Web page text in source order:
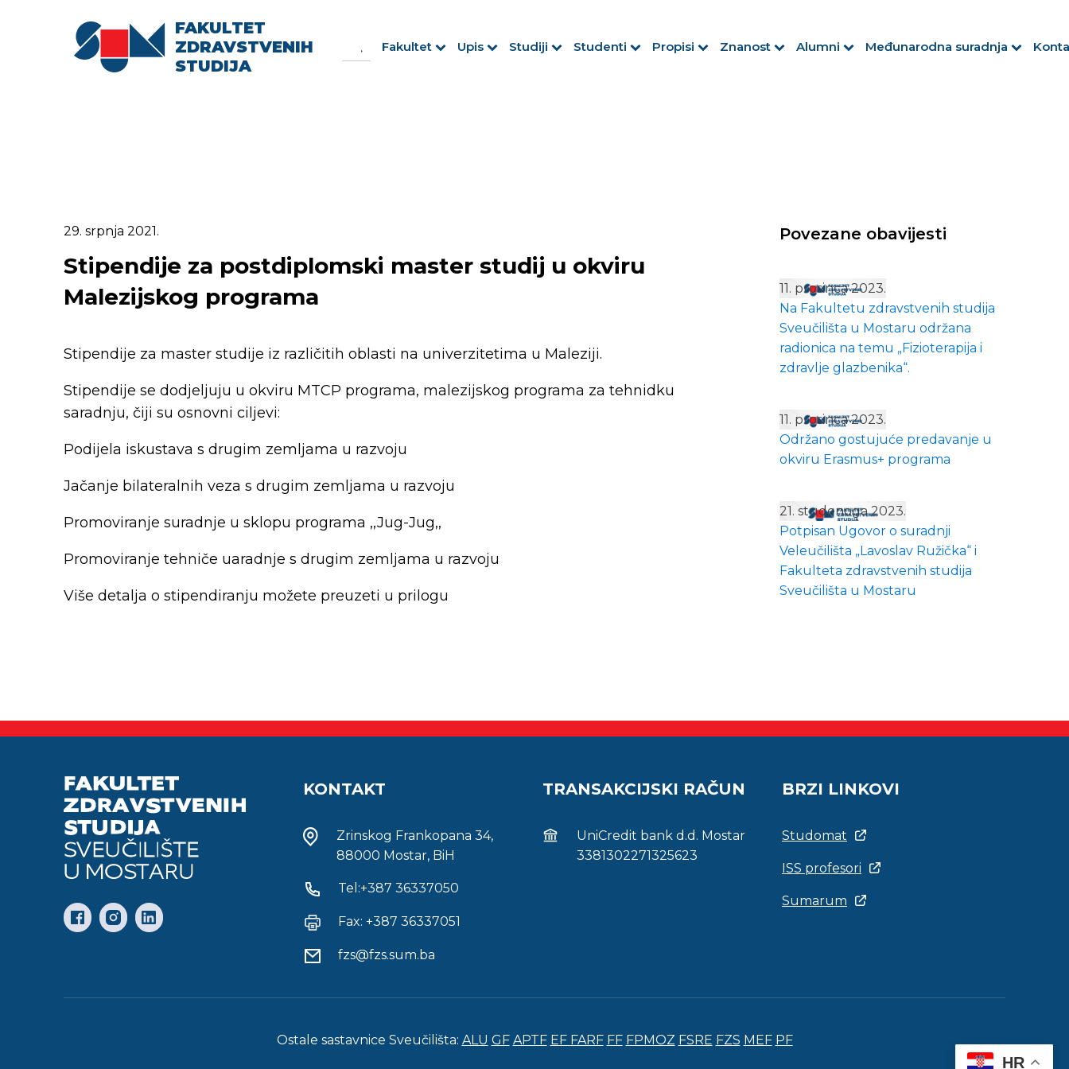
FAKULTET
ZDRAVSTVENIH
STUDIJA
for:
Fakultet Upis Studiji Studenti Propisi Znanost Alumni Međunarodna suradnja
29. srpnja 2021.
Stipendije za postdiplomski master studij u okviru
Malezijskog programa
Stipendije za master studije iz različitih oblasti na univerzitetima u Maleziji.
Stipendije se dodjeljuju u okviru MTCP programa, malezijskog programa za tehnidku
saradnju, čiji su osnovni ciljevi:
Podijela iskustava s drugim zemljama u razvoju
Jačanje bilateralnih veza s drugim zemljama u razvoju
Promoviranje suradnje u sklopu programa ,,Jug-Jug,,
Promoviranje tehniče uaradnje s drugim zemljama u razvoju
Više detalja o stipendiranju možete preuzeti u prilogu
Povezane obavijesti
11. prosinca 2023.
Na Fakultetu zdravstvenih studija
Sveučilišta u Mostaru održana
radionica na temu „Fizioterapija i
zdravlje glazbenika“.
11. prosinca 2023.
Održano gostujuće predavanje u
okviru Erasmus+ programa
21. studenoga 2023.
Potpisan Ugovor o suradnji
Veleučilišta „Lavoslav Ružička“ i
Fakulteta zdravstvenih studija
Sveučilišta u Mostaru
KONTAKT
Zrinskog Frankopana 34,
88000 Mostar, BiH
Tel:+387 36337050
Fax: +387 36337051
fzs@fzs.sum.ba
TRANSAKCIJSKI RAČUN
UniCredit bank d.d. Mostar
3381302271325623
BRZI LINKOVI
Studomat
ISS profesori
Sumarum
Ostale sastavnice Sveučilišta: ALU GF APTF EF FARF FF FPMOZ FSRE FZS MEF PF
HR